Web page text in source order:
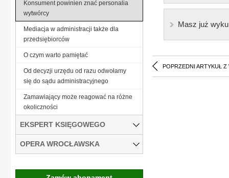
Masz już
POPRZEDNI ARTYKUŁ Z
Konsument powinien znać personalia
wytwórcy
Mediacja w administracji także dla
przedsiębiorców
O czym warto pamiętać
Od decyzji urzędu od razu odwołamy
się do sądu administracyjnego
Zamawiający może reagować na różne
okoliczności
EKSPERT KSIĘGOWEGO
OPERA WROCŁAWSKA